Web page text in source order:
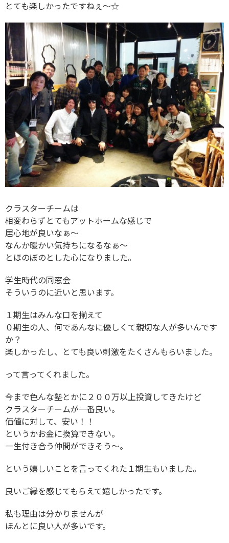
とても楽しかったですねぇ〜☆
クラスターチームは
相変わらずとてもアットホームな感じで
居心地が良いなぁ〜
なんか暖かい気持ちになるなぁ〜
とほのぼのとした心になりました。
学生時代の同窓会
そういうのに近いと思います。
１期生はみんな口を揃えて
０期生の人、何であんなに優しくて親切な人が多いんです
か？
楽しかったし、とても良い刺激をたくさんもらいました。
って言ってくれました。
今まで色んな塾とかに２００万以上投資してきたけど
クラスターチームが一番良い。
価値に対して、安い！！
というかお金に換算できない。
一生付き合う仲間ができそう〜。
という嬉しいことを言ってくれた１期生もいました。
良いご縁を感じてもらえて嬉しかったです。
私も理由は分かりませんが
ほんとに良い人が多いです。